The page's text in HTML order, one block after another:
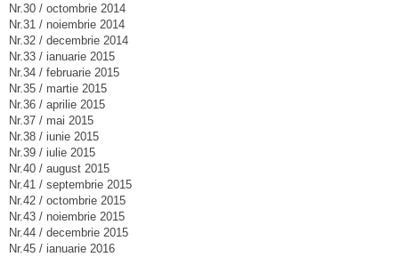
Nr.30 / octombrie 2014
Nr.31 / noiembrie 2014
Nr.32 / decembrie 2014
Nr.33 / ianuarie 2015
Nr.34 / februarie 2015
Nr.35 / martie 2015
Nr.36 / aprilie 2015
Nr.37 / mai 2015
Nr.38 / iunie 2015
Nr.39 / iulie 2015
Nr.40 / august 2015
Nr.41 / septembrie 2015
Nr.42 / octombrie 2015
Nr.43 / noiembrie 2015
Nr.44 / decembrie 2015
Nr.45 / ianuarie 2016